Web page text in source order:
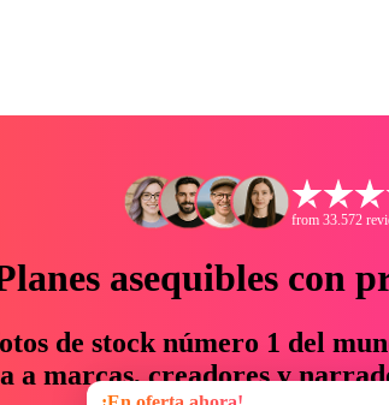
from 33.572
asequibles con
de stock número 1 del
a marcas, creadores y
¡En oferta ahora!